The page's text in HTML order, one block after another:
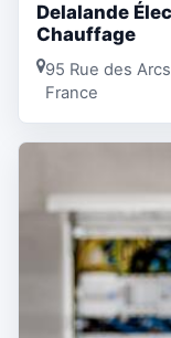
Delalande
Chauffage
95 Rue des
France